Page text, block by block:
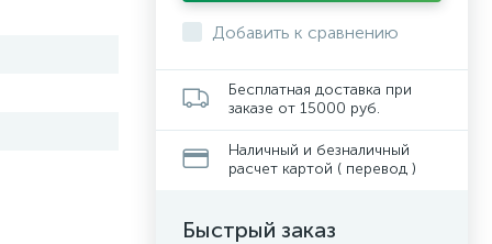
Добавить к сравнению
Бесплатная доставка при
заказе от 15000 руб.
Наличный и безналичный
расчет картой ( перевод )
Быстрый заказ